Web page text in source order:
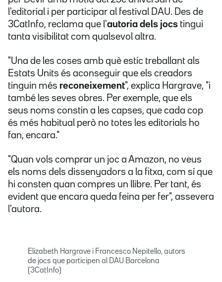
l'editorial i per participar al festival DAU. Des de
3CatInfo, reclama que l'autoria dels jocs tingui
tanta visibilitat com qualsevol altra.
"Una de les coses amb què estic treballant als
Estats Units és aconseguir que els creadors
tinguin més reconeixement", explica Hargrave, "i
també les seves obres. Per exemple, que els
seus noms constin a les capses, que cada cop
és més habitual però no totes les editorials ho
fan, encara."
"Quan vols comprar un joc a Amazon, no veus
els noms dels dissenyadors a la fitxa, com sí que
hi consten quan compres un llibre. Per tant, és
evident que encara queda feina per fer", assevera
l'autora.
Elizabeth Hargrave i Francesco Nepitello, autors
de jocs que participen al DAU Barcelona
(3CatInfo)